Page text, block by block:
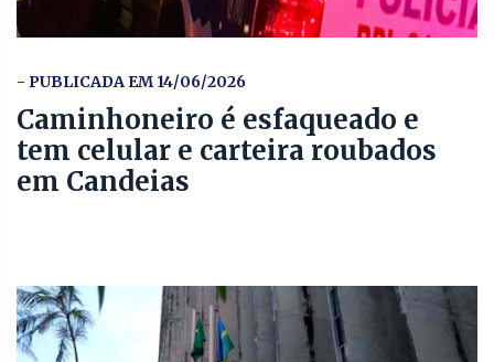
- PUBLICADA EM 14/06/2026
Caminhoneiro é esfaqueado e
tem celular e carteira roubados
em Candeias